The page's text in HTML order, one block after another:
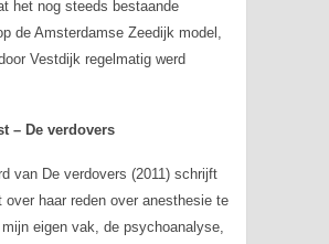
het nog steeds bestaande
de Amsterdamse Zeedijk model,
Vestdijk regelmatig werd
– De verdovers
van De verdovers (2011) schrijft
over haar reden over anesthesie te
mijn eigen vak, de psychoanalyse,